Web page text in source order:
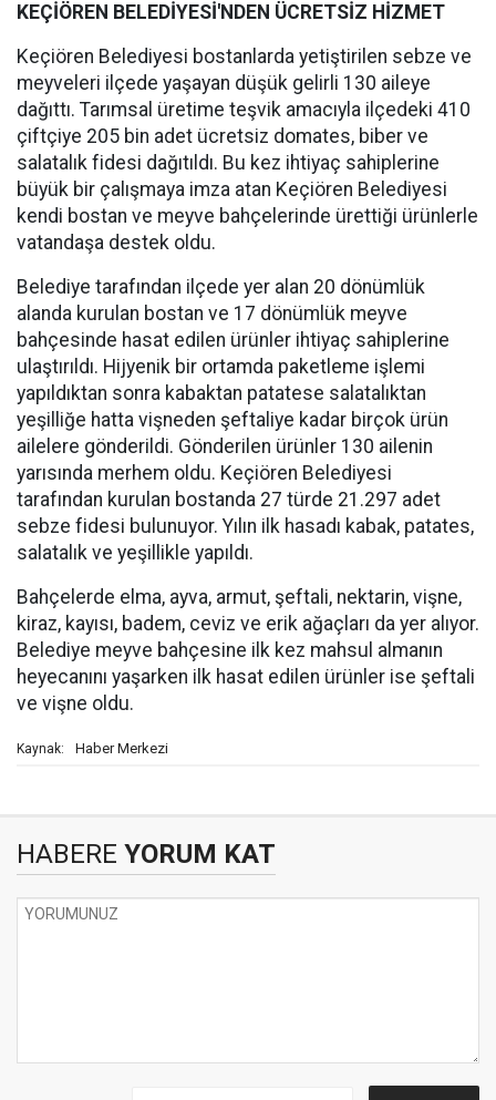
KEÇİÖREN BELEDİYESİ'NDEN ÜCRETSİZ HİZMET
Keçiören Belediyesi bostanlarda yetiştirilen sebze ve
meyveleri ilçede yaşayan düşük gelirli 130 aileye
dağıttı. Tarımsal üretime teşvik amacıyla ilçedeki 410
çiftçiye 205 bin adet ücretsiz domates, biber ve
salatalık fidesi dağıtıldı. Bu kez ihtiyaç sahiplerine
büyük bir çalışmaya imza atan Keçiören Belediyesi
kendi bostan ve meyve bahçelerinde ürettiği ürünlerle
vatandaşa destek oldu.
Belediye tarafından ilçede yer alan 20 dönümlük
alanda kurulan bostan ve 17 dönümlük meyve
bahçesinde hasat edilen ürünler ihtiyaç sahiplerine
ulaştırıldı. Hijyenik bir ortamda paketleme işlemi
yapıldıktan sonra kabaktan patatese salatalıktan
yeşilliğe hatta vişneden şeftaliye kadar birçok ürün
ailelere gönderildi. Gönderilen ürünler 130 ailenin
yarısında merhem oldu. Keçiören Belediyesi
tarafından kurulan bostanda 27 türde 21.297 adet
sebze fidesi bulunuyor. Yılın ilk hasadı kabak, patates,
salatalık ve yeşillikle yapıldı.
Bahçelerde elma, ayva, armut, şeftali, nektarin, vişne,
kiraz, kayısı, badem, ceviz ve erik ağaçları da yer alıyor.
Belediye meyve bahçesine ilk kez mahsul almanın
heyecanını yaşarken ilk hasat edilen ürünler ise şeftali
ve vişne oldu.
Kaynak: Haber Merkezi
HABERE YORUM KAT